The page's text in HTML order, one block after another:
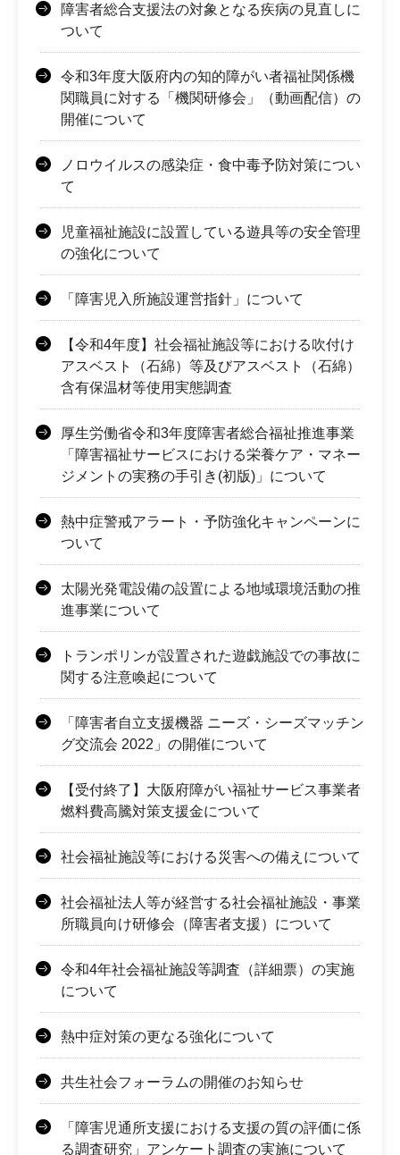
障害者総合支援法の対象となる疾病の見直しに
ついて
令和3年度大阪府内の知的障がい者福祉関係機
関職員に対する「機関研修会」（動画配信）の
開催について
ノロウイルスの感染症・食中毒予防対策につい
て
児童福祉施設に設置している遊具等の安全管理
の強化について
「障害児入所施設運営指針」について
【令和4年度】社会福祉施設等における吹付け
アスベスト（石綿）等及びアスベスト（石綿）
含有保温材等使用実態調査
厚生労働省令和3年度障害者総合福祉推進事業
「障害福祉サービスにおける栄養ケア・マネー
ジメントの実務の手引き(初版)」について
熱中症警戒アラート・予防強化キャンペーンに
ついて
太陽光発電設備の設置による地域環境活動の推
進事業について
トランポリンが設置された遊戯施設での事故に
関する注意喚起について
「障害者自立支援機器 ニーズ・シーズマッチン
グ交流会 2022」の開催について
【受付終了】大阪府障がい福祉サービス事業者
燃料費高騰対策支援金について
社会福祉施設等における災害への備えについて
社会福祉法人等が経営する社会福祉施設・事業
所職員向け研修会（障害者支援）について
令和4年社会福祉施設等調査（詳細票）の実施
について
熱中症対策の更なる強化について
共生社会フォーラムの開催のお知らせ
「障害児通所支援における支援の質の評価に係
る調査研究」アンケート調査の実施について